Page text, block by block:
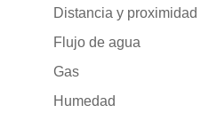
Distancia y proximidad
Flujo de agua
Gas
Humedad